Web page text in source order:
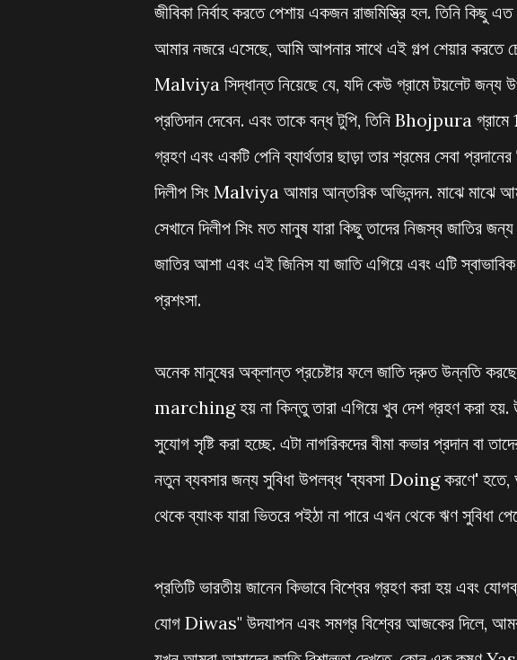
জীবিকা নির্বাহ করতে পেশায় একজন রাজমিস্ত্রি হল. তিনি কিছু
আমার নজরে এসেছে, আমি আপনার সাথে এই গল্প শেয়ার করতে
Malviya সিদ্ধান্ত নিয়েছে যে, যদি কেউ গ্রামে টয়লেট জন্য
প্রতিদান দেবেন. এবং তাকে বন্ধ টুপি, তিনি Bhojpura
গ্রহণ এবং একটি পেনি ব্যার্থতার ছাড়া তার শ্রমের সেবা
দিলীপ সিং Malviya আমার আন্তরিক অভিনন্দন. মাঝে মাঝে
সেখানে দিলীপ সিং মত মানুষ যারা কিছু তাদের নিজস্ব জাতির
জাতির আশা এবং এই জিনিস যা জাতি এগিয়ে এবং এটি
প্রশংসা.
অনেক মানুষের অক্লান্ত প্রচেষ্টার ফলে জাতি দ্রুত উন্নতি
marching হয় না কিন্তু তারা এগিয়ে খুব দেশ গ্রহণ করা হয়.
সুযোগ সৃষ্টি করা হচ্ছে. এটা নাগরিকদের বীমা কভার প্রদান বা
নতুন ব্যবসার জন্য সুবিধা উপলব্ধ 'ব্যবসা Doing করণে' হতে,
থেকে ব্যাংক যারা ভিতরে পইঠা না পারে এখন থেকে ঋণ সুবিধা
প্রতিটি ভারতীয় জানেন কিভাবে বিশ্বের গ্রহণ করা হয় এবং
যোগ Diwas" উদযাপন এবং সমগ্র বিশ্বের আজকের দিলে,